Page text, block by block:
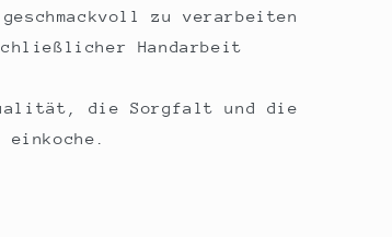
zu verarbeiten
Handarbeit
die Sorgfalt und die